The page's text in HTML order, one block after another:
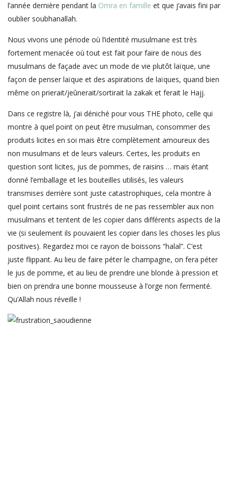
l’année dernière pendant la Omra en famille et que j’avais fini par
oublier soubhanallah.
Nous vivons une période où l’identité musulmane est très
fortement menacée où tout est fait pour faire de nous des
musulmans de façade avec un mode de vie plutôt laïque, une
façon de penser laïque et des aspirations de laïques, quand bien
même on prierait/jeûnerait/sortirait la zakak et ferait le Hajj.
Dans ce registre là, j’ai déniché pour vous THE photo, celle qui
montre à quel point on peut être musulman, consommer des
produits licites en soi mais être complètement amoureux des
non musulmans et de leurs valeurs. Certes, les produits en
question sont licites, jus de pommes, de raisins … mais étant
donné l’emballage et les bouteilles utilisés, les valeurs
transmises derrière sont juste catastrophiques, cela montre à
quel point certains sont frustrés de ne pas ressembler aux non
musulmans et tentent de les copier dans différents aspects de la
vie (si seulement ils pouvaient les copier dans les choses les plus
positives). Regardez moi ce rayon de boissons “halal”. C’est
juste flippant. Au lieu de faire péter le champagne, on fera péter
le jus de pomme, et au lieu de prendre une blonde à pression et
bien on prendra une bonne mousseuse à l’orge non fermenté.
Qu’Allah nous réveille !